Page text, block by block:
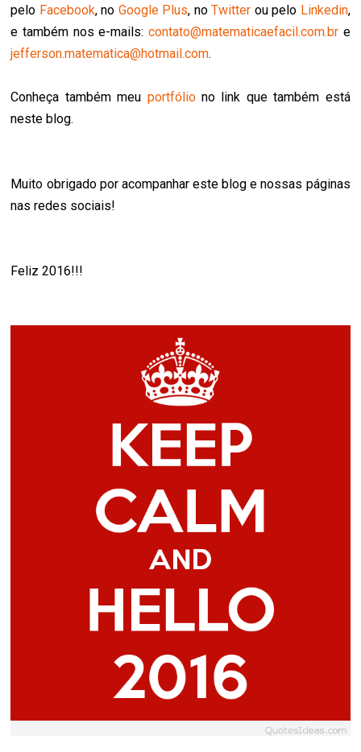
pelo Facebook, no Google Plus, noTwitter ou pelo Linkedin,
e também nos e-mails: contato@matematicaefacil.com.bre
jefferson.matematica@hotmail.com.
Conheça também meu portfóliono link que também está
neste blog.
Muito obrigado por acompanhar este blog e nossas páginas
nas redes sociais!
Feliz 2016!!!